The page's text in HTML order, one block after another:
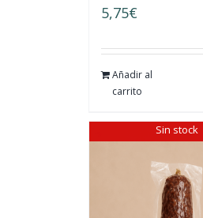
5,75€
Añadir al
carrito
Sin stock